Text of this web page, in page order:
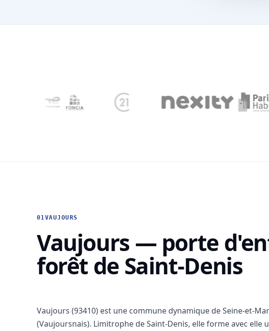
01VAUJOURS
Vaujours — porte
forêt de Saint-Denis
Vaujours (93410) est une commune dynamique de Seine-et-
(Vaujoursnais). Limitrophe de Saint-Denis, elle forme avec elle